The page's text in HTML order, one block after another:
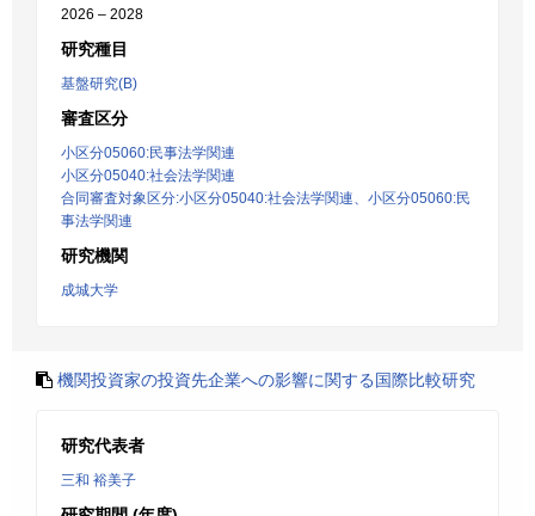
2026 – 2028
研究種目
基盤研究(B)
審査区分
小区分05060:民事法学関連
小区分05040:社会法学関連
合同審査対象区分:小区分05040:社会法学関連、小区分05060:民
事法学関連
研究機関
成城大学
機関投資家の投資先企業への影響に関する国際比較研究
研究代表者
三和 裕美子